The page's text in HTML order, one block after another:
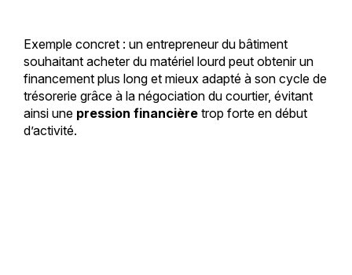
Exemple concret : un entrepreneur du bâtiment
souhaitant acheter du matériel lourd peut obtenir un
financement plus long et mieux adapté à son cycle de
trésorerie grâce à la négociation du courtier, évitant
ainsi une pression financièretrop forte en début
d’activité.